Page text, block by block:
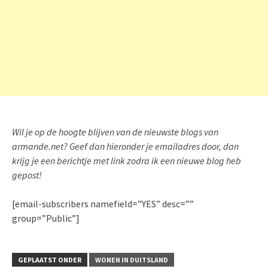
Wil je op de hoogte blijven van de nieuwste blogs van
armande.net? Geef dan hieronder je emailadres door, dan
krijg je een berichtje met link zodra ik een nieuwe blog heb
gepost!
[email-subscribers namefield=”YES” desc=””
group=”Public”]
GEPLAATST ONDER WONEN IN DUITSLAND